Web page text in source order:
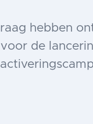
hebben
de